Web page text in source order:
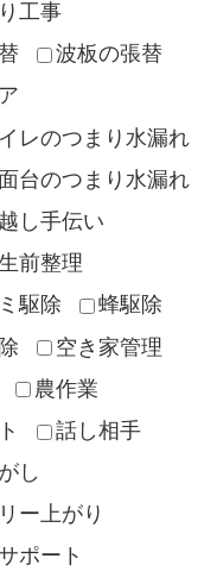
工事
波板の張替
レのつまり水漏れ
台のつまり水漏れ
し手伝い
前整理
駆除
蜂駆除
空き家管理
農作業
話し相手
し
ー上がり
ポート